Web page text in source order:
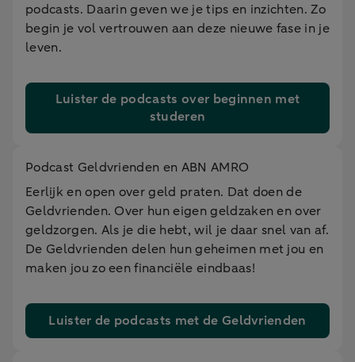
podcasts. Daarin geven we je tips en inzichten. Zo
begin je vol vertrouwen aan deze nieuwe fase in je
leven.
Luister de podcasts over beginnen met
studeren
Podcast Geldvrienden en ABN AMRO
Eerlijk en open over geld praten. Dat doen de
Geldvrienden. Over hun eigen geldzaken en over
geldzorgen. Als je die hebt, wil je daar snel van af.
De Geldvrienden delen hun geheimen met jou en
maken jou zo een financiële eindbaas!
Luister de podcasts met de Geldvrienden